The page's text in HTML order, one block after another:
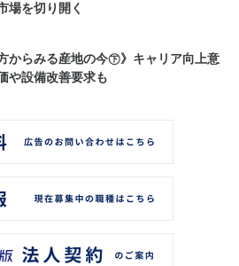
場を切り開く
からみる産地の今㊦》キャリア向上意
設備改善要求も